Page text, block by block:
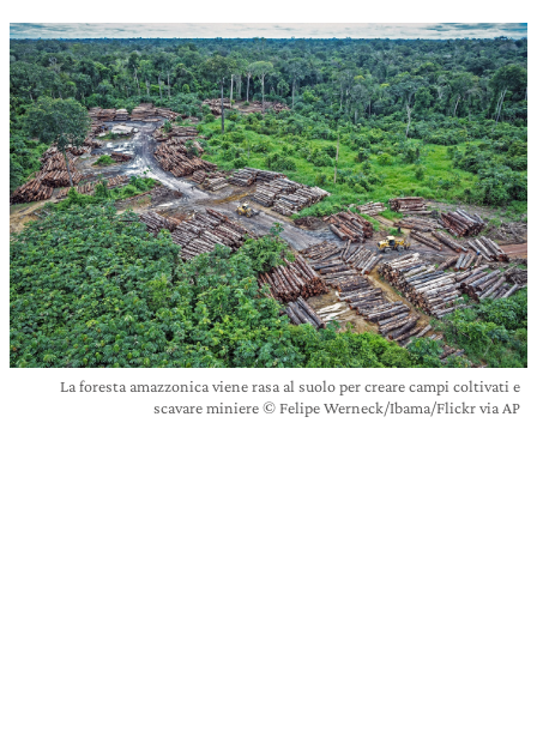
La foresta amazzonica viene rasa al suolo per creare campi coltivati e
scavare miniere © Felipe Werneck/Ibama/Flickr via AP